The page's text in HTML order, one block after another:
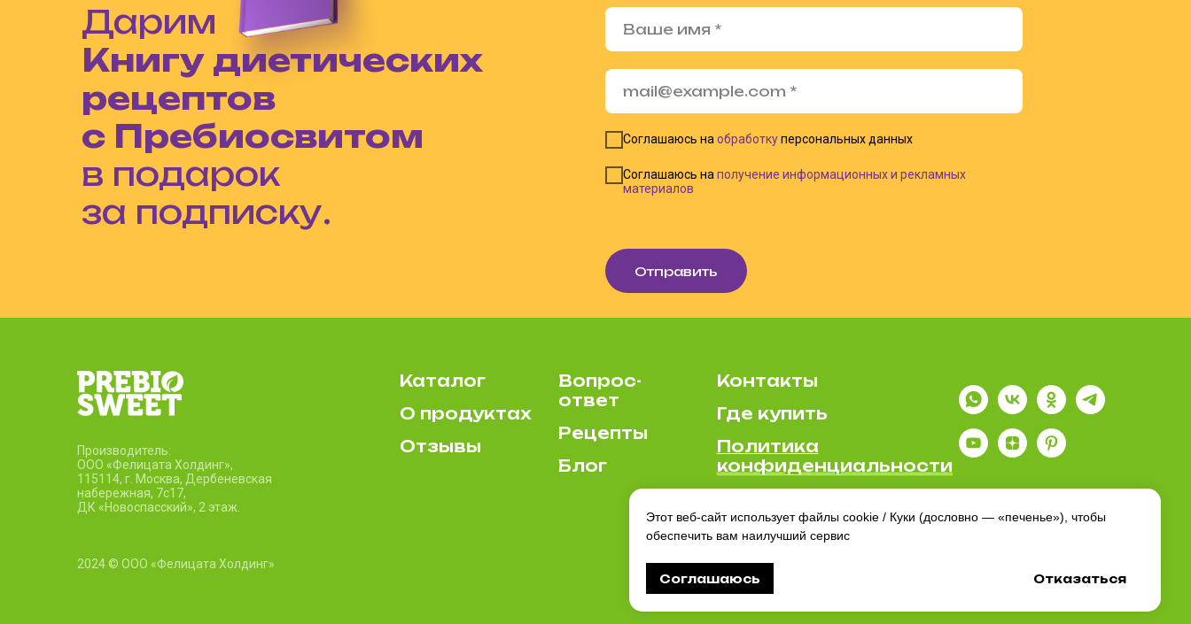
Соглашаюсь на обработкуперсональных данных
Соглашаюсь наполучение информационных и рекламных
материалов
Отправить
Дарим
Книгу диетических
рецептов
с Пребиосвитом
в подарок
за подписку.
Производитель:
ООО «Фелицата Холдинг»,
115114, г. Москва, Дербеневская
набережная, 7c17,
ДК «Новоспасский», 2 этаж.
2024 © ООО «Фелицата Холдинг»
Каталог
О продуктах
Отзывы
Вопрос-
ответ
Рецепты
Блог
Контакты
Где купить
Политика
конфиденциальности
Этот веб-сайт использует файлы cookie / Куки (дословно — «печенье»), чтобы
обеспечить вам наилучший сервис
Соглашаюсь Отказаться